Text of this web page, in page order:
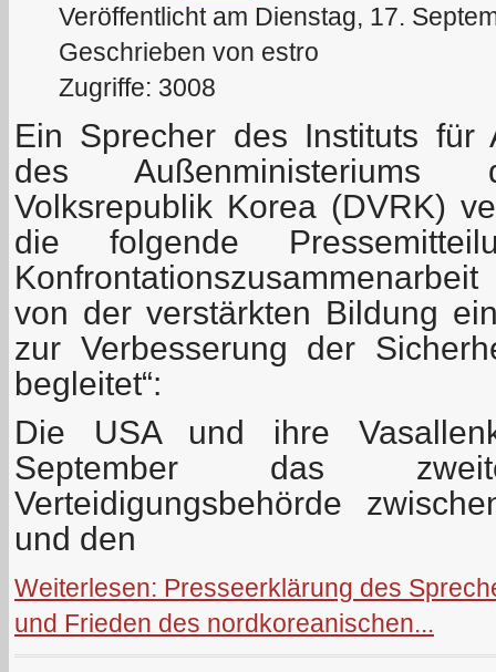
Veröffentlicht am Dienstag, 17.
Geschrieben von estro
Zugriffe: 3008
Ein Sprecher des Instituts für
des Außenministeriums
Volksrepublik Korea (DVRK)
die folgende
von der verstärkten Bildung
zur Verbesserung der
begleitet“:
Die USA und ihre
September das
Verteidigungsbehörde
und den
Weiterlesen: Presseerklärung des
und Frieden des nordkoreanischen...